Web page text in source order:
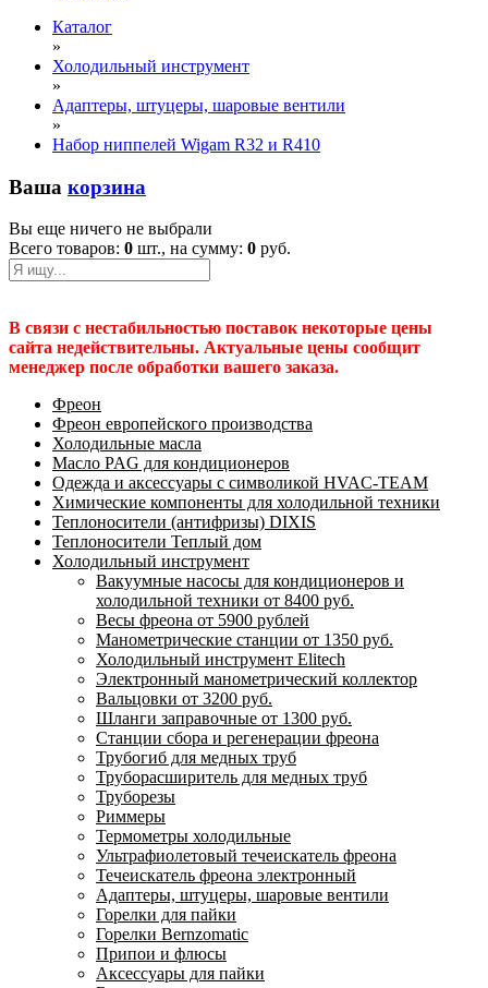
Каталог
»
Холодильный инструмент
»
Адаптеры, штуцеры, шаровые вентили
»
Набор ниппелей Wigam R32 и R410
Ваша корзина
Вы еще ничего не выбрали
Всего товаров: 0 шт., на сумму: 0 руб.
В связи с нестабильностью поставок некоторые цены
сайта недействительны. Актуальные цены сообщит
менеджер после обработки вашего заказа.
Фреон
Фреон европейского производства
Холодильные масла
Масло PAG для кондиционеров
Одежда и аксессуары с символикой HVAC-TEAM
Химические компоненты для холодильной техники
Теплоносители (антифризы) DIXIS
Теплоносители Теплый дом
Холодильный инструмент
Вакуумные насосы для кондиционеров и
холодильной техники от 8400 руб.
Весы фреона от 5900 рублей
Манометрические станции от 1350 руб.
Холодильный инструмент Elitech
Электронный манометрический коллектор
Вальцовки от 3200 руб.
Шланги заправочные от 1300 руб.
Станции сбора и регенерации фреона
Трубогиб для медных труб
Труборасширитель для медных труб
Труборезы
Риммеры
Термометры холодильные
Ультрафиолетовый течеискатель фреона
Течеискатель фреона электронный
Адаптеры, штуцеры, шаровые вентили
Горелки для пайки
Горелки Bernzomatic
Припои и флюсы
Аксессуары для пайки